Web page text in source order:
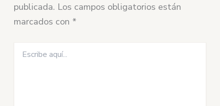
publicada. Los campos obligatorios están
marcados con *
aquí...